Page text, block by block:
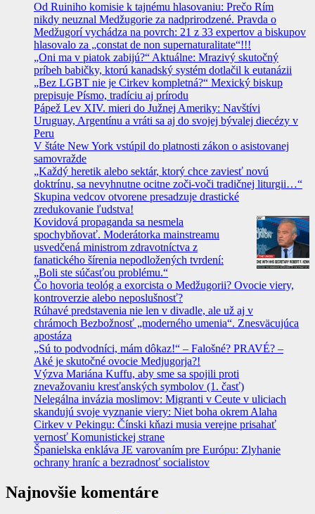
Od Ruiniho komisie k tajnému hlasovaniu: Prečo Rím
nikdy neuznal Medžugorie za nadprirodzené. Pravda o
Medžugorí vychádza na povrch: 21 z 33 expertov a biskupov
hlasovalo za „constat de non supernaturalitate“!!!
„Oni ma v piatok zabijú?“ Aktuálne: Mrazivý skutočný
príbeh babičky, ktorú kanadský systém dotlačil k eutanázii
„Bez LGBT nie je Cirkev kompletná?“ Mexický biskup
prepisuje Písmo, tradíciu aj prírodu
Pápež Lev XIV. mieri do Južnej Ameriky: Navštívi
Uruguay, Argentínu a vráti sa aj do svojej bývalej diecézy v
Peru
V štáte New York vstúpil do platnosti zákon o asistovanej
samovražde
„Každý heretik alebo sektár, ktorý chce zaviesť novú
doktrínu, sa nevyhnutne ocitne zoči-voči tradičnej liturgii…“
Skupina vedcov otvorene presadzuje drastické
zredukovanie ľudstva!
Kovidová propaganda sa nesmela
spochybňovať. Moderátorka mainstreamu
usvedčená ministrom zdravotníctva z
fanatického šírenia nepodložených tvrdení:
„Boli ste súčasťou problému.“
Čo hovoria teológ a exorcista o Medžugorii? Ovocie viery,
kontroverzie alebo neposlušnosť?
Rúhavé predstavenia nie len v divadle, ale už aj v
chrámoch Bezbožnosť „moderného umenia“. Znesväcujúca
apostáza
„Sú to podvodníci, mám dôkaz!“ – Falošné? PRAVÉ? –
Aké je skutočné ovocie Medjugorja?!
Výzva Mariána Kuffu, aby sme sa spojili proti
znevažovaniu kresťanských symbolov (1. časť)
Nelegálna invázia moslimov: Migranti v Ceute v uliciach
skandujú svoje vyznanie viery: Niet boha okrem Alaha
Cirkev v Pekingu: Čínski kňazi musia verejne prisahať
vernosť Komunistickej strane
Španielska enkláva JE varovaním pre Európu: Zlyhanie
ochrany hraníc a bezradnosť socialistov
Najnovšie komentáre